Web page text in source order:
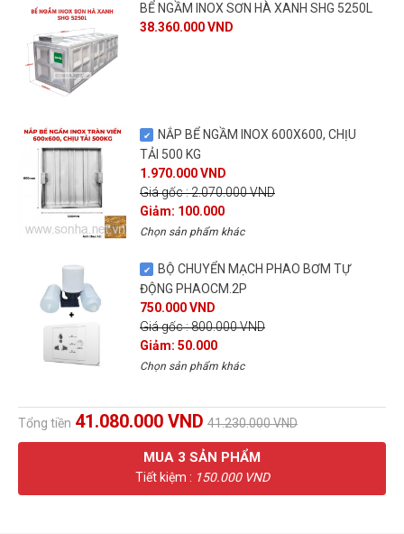
BỂ NGẦM INOX SƠN HÀ XANH SHG 5250L
38.360.000 VND
NẮP BỂ NGẦM INOX 600X600, CHỊU
TẢI 500 KG
1.970.000 VND
Giá gốc : 2.070.000 VND
Giảm: 100.000
Chọn sản phẩm khác
BỘ CHUYỂN MẠCH PHAO BƠM TỰ
ĐỘNG PHAOCM.2P
750.000 VND
Giá gốc : 800.000 VND
Giảm: 50.000
Chọn sản phẩm khác
Tổng tiền 41.080.000 VND 41.230.000 VND
MUA 3 SẢN PHẨM
Tiết kiệm : 150.000 VND